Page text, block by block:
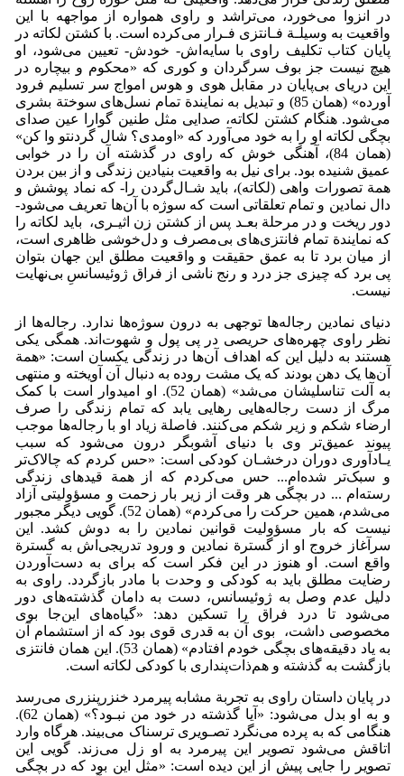
در انزوا می‌خورد، می‌تراشد و راوی همواره از مواجهه با این
واقعیت به وسیلـة فـانتزی فـرار می‌کرده است. با کشتن لکاته در
پایان کتاب تکلیف راوی با سایه‌اش- خودش- تعیین می‌شود، او
هیچ نیست جز بوف سرگردان و کوری که «محکوم و بیچاره در
این دریای بی‌پایان در مقابل هوی و هوس امواج سر تسلیم فرود
آورده» (همان 85) و تبدیل به نمایندة تمام نسل‌های سوختة بشری
می‌شود. هنگام کشتن لکاته، صدایی مثل طنین گوارا عین صدای
بچگی لکاته او را به خود می‌آورد که «اومدی؟ شال گردنتو وا کن»
(همان 84)، آهنگی خوش که راوی در گذشته آن را در خوابی
عمیق شنیده بود. برای نیل به واقعیت بنیادین زندگی و از بین بردن
همة تصورات واهی (لکاته)، باید شـال‌گردن را- که نماد پوشش و
دال نمادین و تمام تعلقاتی است که سوژه با آن‌ها تعریف می‌شود-
دور ریخت و در مرحلة بعـد پس از کشتن زن اثیـری، باید لکاته را
که نمایندة تمام فانتزی‌های بی‌مصرف و دل‌خوشی ظاهری است،
از میان برد تا به عمق حقیقت و واقعیت مطلق این جهان بتوان
پی برد که چیزی جز درد و رنج ناشی از فراق ژوئیسانسِ بی‌نهایت
نیست.
دنیای نمادین رجاله‌ها توجهی به درون سوژه‌ها ندارد. رجاله‌ها از
نظر راوی چهره‌های حریصی در پی پول و شهوت‌اند. همگی یکی
هستند به دلیل این که اهداف آن‌ها در زندگی یکسان است: «همة
آن‌ها یک دهن بودند که یک مشت روده به دنبال آن آویخته و منتهی
به آلت تناسلیشان می‌شد» (همان 52). او امیدوار است با کمک
مرگ از دست رجاله‌هایی رهایی یابد که تمام زندگی را صرف
ارضاء شکم و زیر شکم می‌کنند. فاصلة زیاد او با رجاله‌ها موجب
پیوند عمیق‌تر وی با دنیای آشوبگر درون می‌شود که سبب
یـادآوری دوران درخشـان کودکی است: «حس کردم که چالاک‌تر
و سبک‌تر شده‌ام... حس می‌کردم که از همة قیدهای زندگی
رسته‌ام ... در بچگی هر وقت از زیر بار زحمت و مسؤولیتی آزاد
می‌شدم، همین حرکت را می‌کردم» (همان 52). گویی دیگر مجبور
نیست که بار مسؤولیت قوانین نمادین را به دوش کشد. این
سرآغاز خروج او از گسترة نمادین و ورود تدریجی‌اش به گسترة
واقع است. او هنوز در این فکر است که برای به دست‌آوردن
رضایت مطلق باید به کودکی و وحدت با مادر باز‌گردد. راوی به
دلیل عدم وصل به ژوئیسانس، دست به دامان گذشته‌های دور
می‌شود تا درد فراق را تسکین دهد: «گیاه‌های این‌جا بوی
مخصوصی داشت، بوی آن به قدری قوی بود که از استشمام آن
به یاد دقیقه‌های بچگی خودم افتادم» (همان 53). این همان فانتزی
بازگشت به گذشته و هم‌ذات‌پنداری با کودکی لکاته است.
در پایان داستان راوی به تجربة مشابه پیرمرد خنزر‌پنزری می‌رسد
و به او بدل می‌شود: «آیا گذشته در خود من نبـود؟» (همان 62).
هنگامی که به پرده می‌نگرد تصـویری ترسناک می‌بیند. هرگاه وارد
اتاقش می‌شود تصویر این پیرمرد به او زل می‌زند. گویی این
تصویر را جایی پیش از این دیده است: «مثل این بود که در بچگی